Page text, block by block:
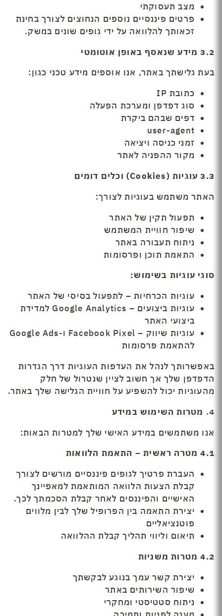
מצב תעסוקתי
פרטים פיננסיים נוספים הנחוצים לצורך בחינת
זכאותך להלוואה על ידי גופים שונים במשק.
3.2 מידע שנאסף באופן אוטומטי
בעת גלישתך באתר, אנו אוספים מידע טכני כגון:
כתובת IP
סוג דפדפן ומערכת הפעלה
דפים שבהם ביקרת
user-agent
זמני כניסה ויציאה
מקור ההפניה לאתר
3.3 עוגיות (Cookies) וכלים דומים
האתר משתמש בעוגיות לצורך:
תפעול תקין של האתר
שיפור חוויית המשתמש
ניתוח תעבורה באתר
התאמת תוכן ופרסומות
סוגי עוגיות בשימוש:
עוגיות הכרחיות – לתפעול בסיסי של האתר
עוגיות ביצועים – Google Analytics למדידת
ביצועי האתר
עוגיות שיווק – Facebook Pixel ו-Google Ads
להתאמת פרסומות
באפשרותך לנהל את העדפות העוגיות דרך הגדרות
הדפדפן שלך אך חשוב לציין שנטרול של חלק
מהעוגיות יכול להשפיע על חוויית הגלישה שלך באתר.
4.
מטרות השימוש במידע
אנו משתמשים במידע האישי שלך למטרות הבאות:
4.1 מטרה ראשית – התאמת הלוואות
העברת פרטיך לגופים פיננסיים מורשים לצורך
קבלת הצעות הלוואה המותאמת למאפיינך
האישיים והפיננסים לאחר קבלת הסכמתך לכך.
יצירת התאמה בין הפרופיל שלך לבין מלווים
פוטנציאליים
תיאום וליווי תהליך קבלת ההלוואה
4.2 מטרות משניות
יצירת קשר עמך בנוגע לבקשתך
שיפור השירותים באתר
ניתוח סטטיסטי ומחקרי